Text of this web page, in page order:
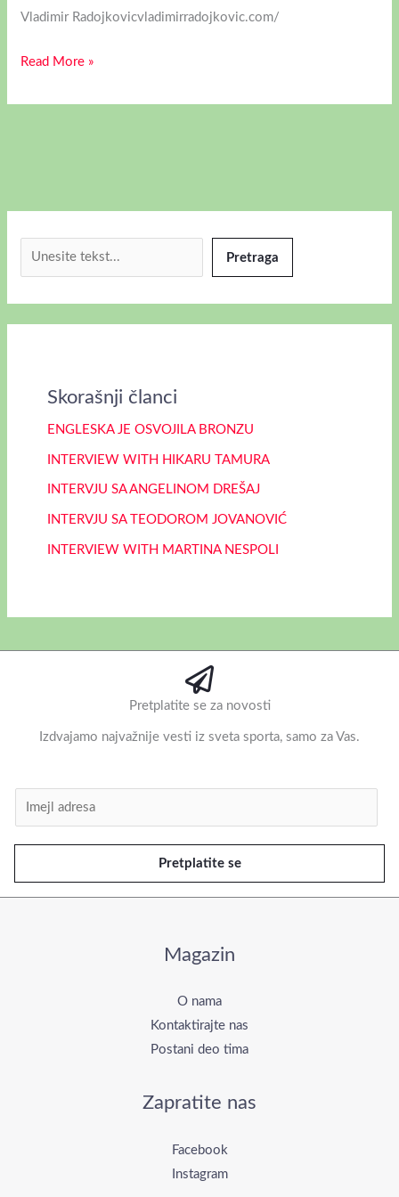
Vladimir Radojkovicvladimirradojkovic.com/
Read More »
Pretraga
Skorašnji članci
ENGLESKA JE OSVOJILA BRONZU
INTERVIEW WITH HIKARU TAMURA
INTERVJU SA ANGELINOM DREŠAJ
INTERVJU SA TEODOROM JOVANOVIĆ
INTERVIEW WITH MARTINA NESPOLI
Pretplatite se za novosti
Izdvajamo najvažnije vesti iz sveta sporta, samo za Vas.
m
e
l
Pretplatite se
Magazin
O nama
Kontaktirajte nas
Postani deo tima
Zapratite nas
Facebook
Instagram